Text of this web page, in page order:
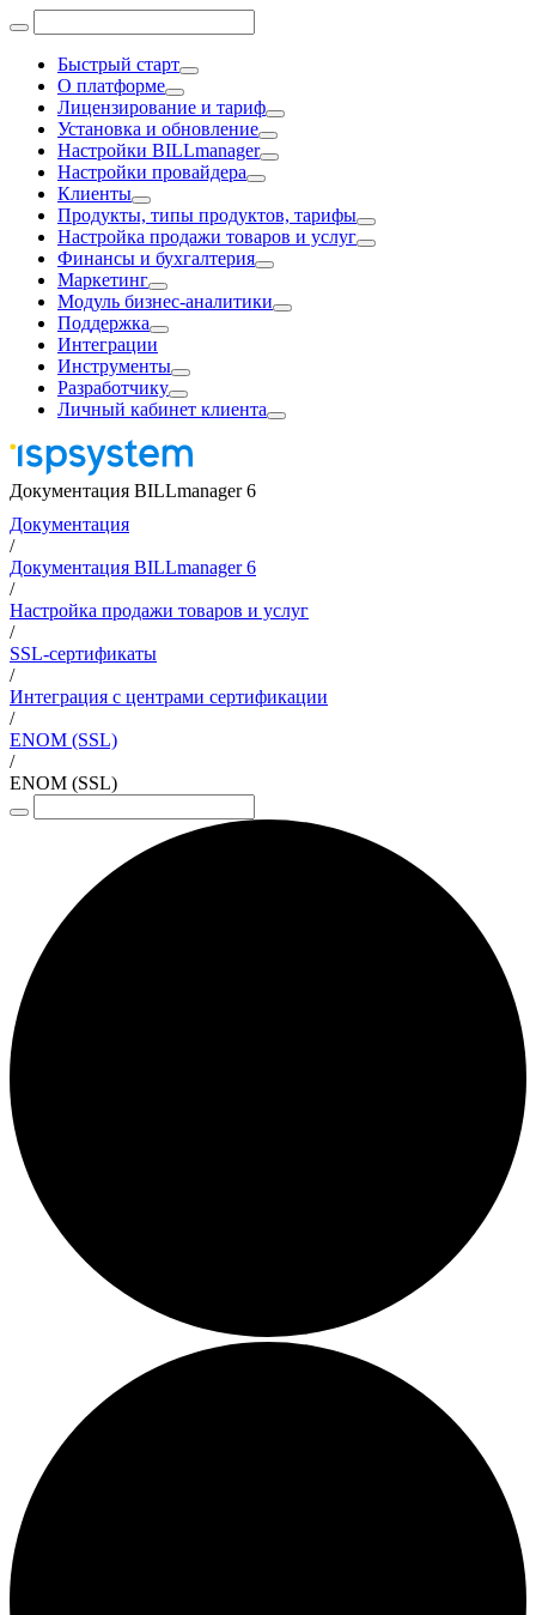
Быстрый старт
О платформе
Лицензирование и тариф
Установка и обновление
Настройки BILLmanager
Настройки провайдера
Клиенты
Продукты, типы продуктов, тарифы
Настройка продажи товаров и услуг
Финансы и бухгалтерия
Маркетинг
Модуль бизнес-аналитики
Поддержка
Интеграции
Инструменты
Разработчику
Личный кабинет клиента
Документация BILLmanager 6
Документация
/
Документация BILLmanager 6
/
Настройка продажи товаров и услуг
/
SSL-сертификаты
/
Интеграция с центрами сертификации
/
ENOM (SSL)
/
ENOM (SSL)